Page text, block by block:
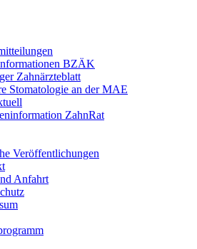
BZÄK
Zahnärzteblatt
Stomatologie an der MAE
ZahnRat
Veröffentlichungen
Anfahrt